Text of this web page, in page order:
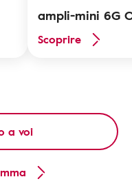
ampli-mini 6G
Scoprire
a voi